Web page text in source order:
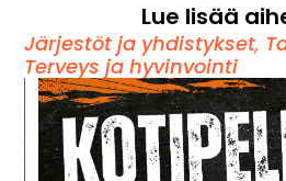
Lue lisää
Järjestöt ja yhdistykset,
Terveys ja hyvinvointi